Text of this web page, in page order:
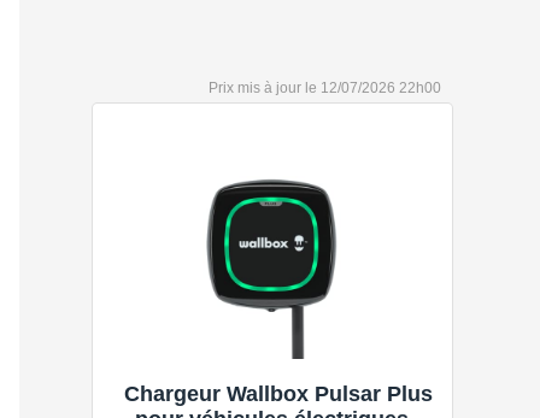
12/07/2026 22h00
Chargeur Wallbox Pulsar Plus